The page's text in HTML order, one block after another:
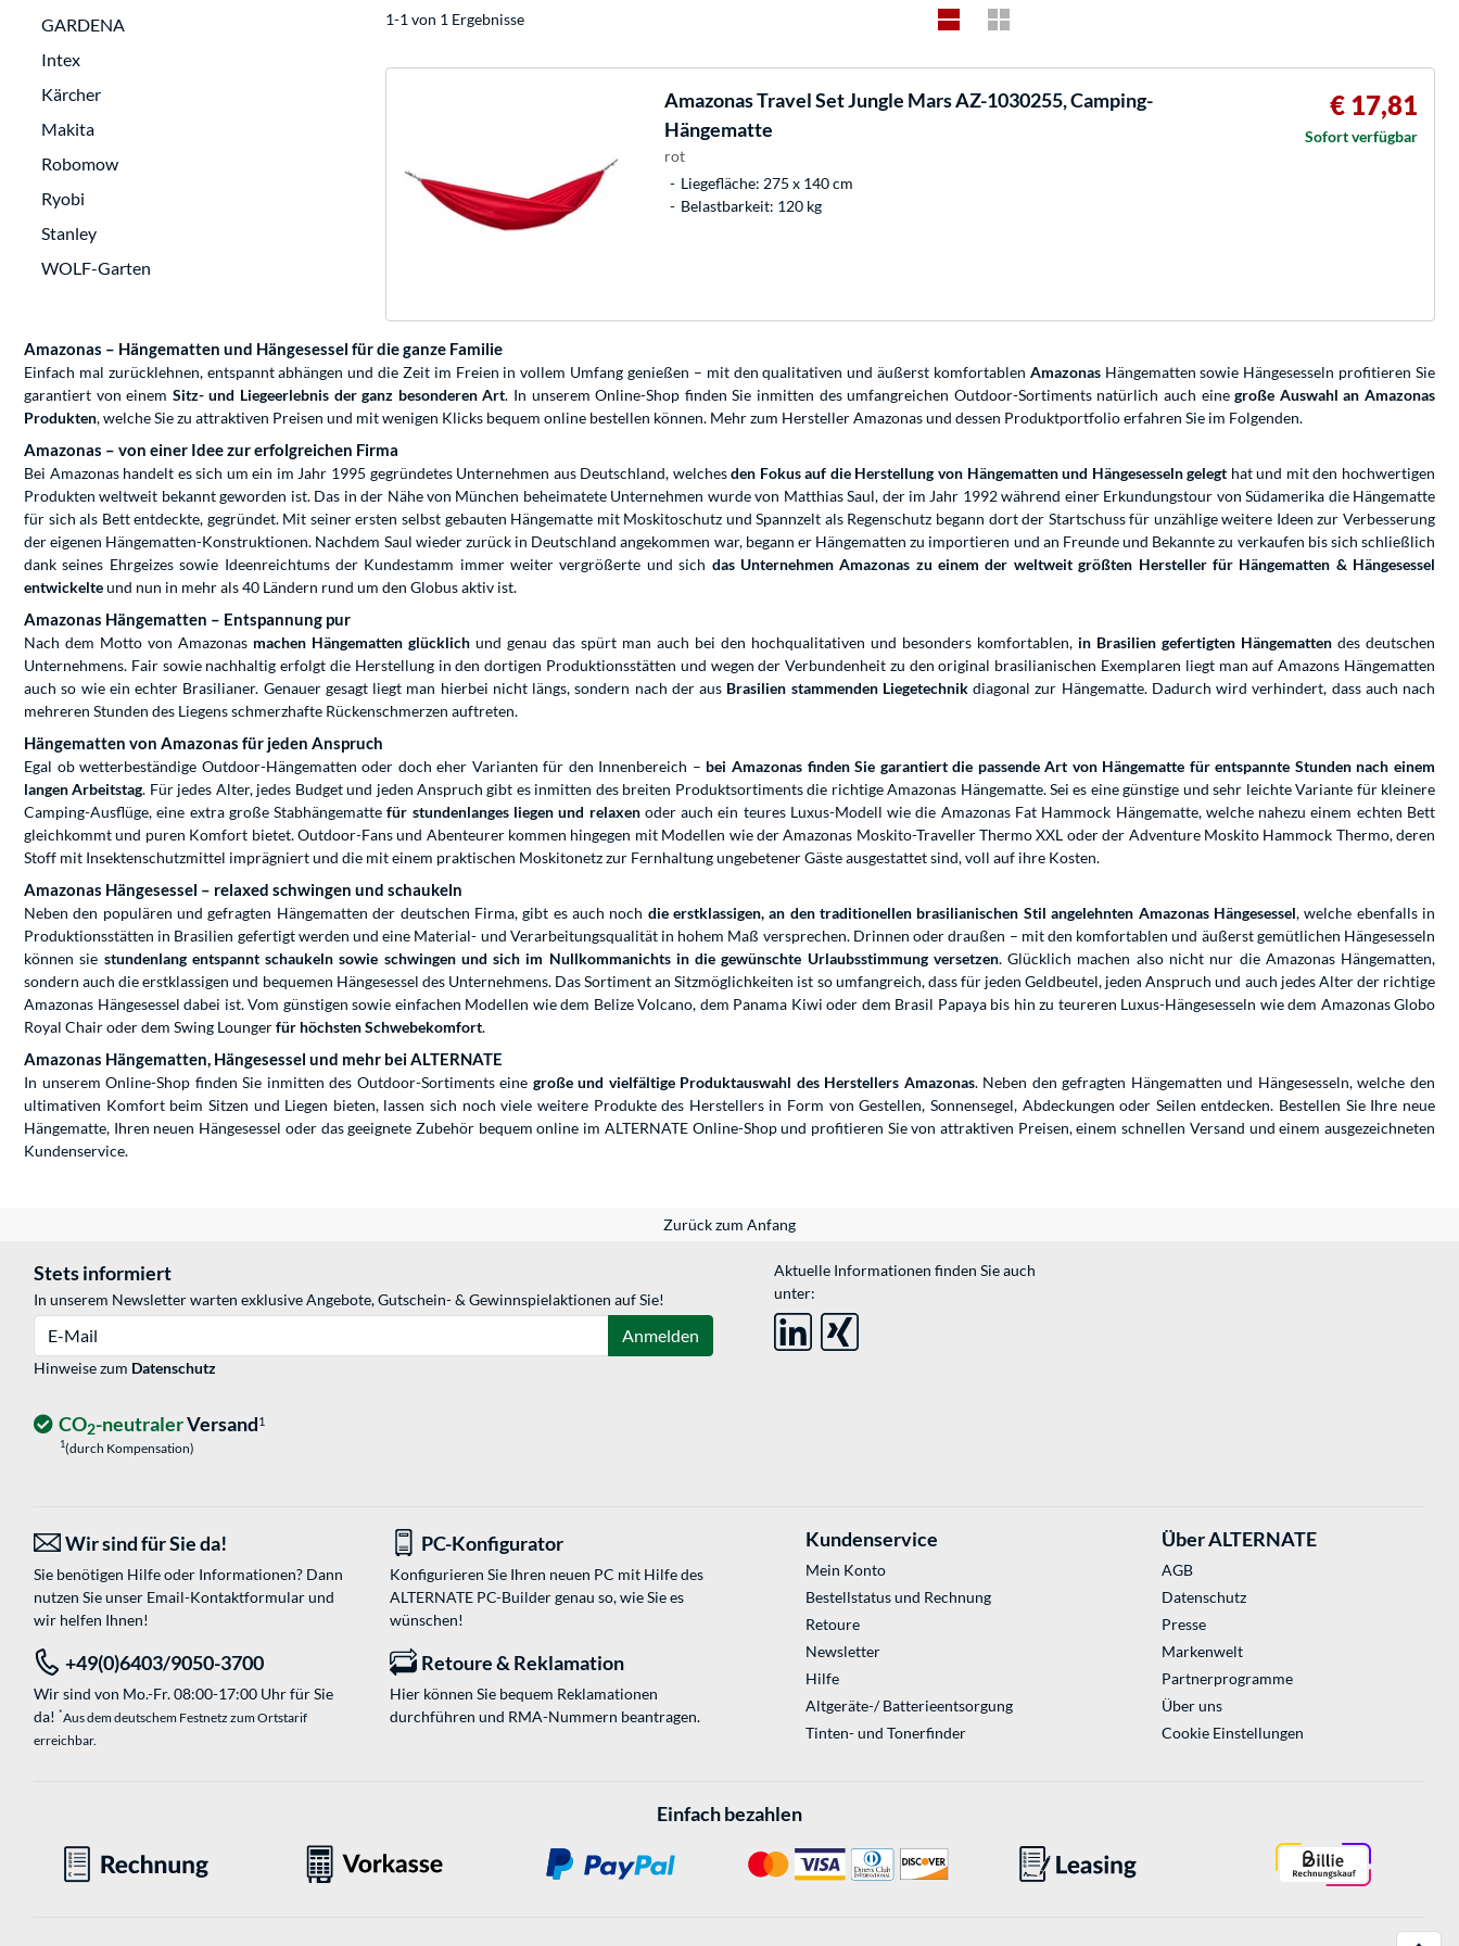
GARDENA
Intex
Kärcher
Makita
Robomow
Ryobi
Stanley
WOLF-Garten
1-1 von 1 Ergebnisse
AmazonasTravel Set Jungle Mars AZ-1030255, Camping-
Hängematte
rot
Liegefläche: 275 x 140 cm
Belastbarkeit: 120 kg
€ 17,81
Sofort verfügbar
Amazonas – Hängematten und Hängesessel für die ganze Familie
Einfach mal zurücklehnen, entspannt abhängen und die Zeit im Freien in vollem Umfang genießen – mit den qualitativen und äußerst komfortablen AmazonasHängematten sowie Hängesesseln profitieren Sie
garantiert von einem Sitz- und Liegeerlebnis der ganz besonderen Art. In unserem Online-Shop finden Sie inmitten des umfangreichen Outdoor-Sortiments natürlich auch einegroße Auswahl an Amazonas
Produkten, welche Sie zu attraktiven Preisen und mit wenigen Klicks bequem online bestellen können. Mehr zum Hersteller Amazonas und dessen Produktportfolio erfahren Sie im Folgenden.
Amazonas – von einer Idee zur erfolgreichen Firma
Bei Amazonas handelt es sich um ein im Jahr 1995 gegründetes Unternehmen aus Deutschland, welchesden Fokus auf die Herstellung von Hängematten und Hängesesseln gelegt hat und mit den hochwertigen
Produkten weltweit bekannt geworden ist. Das in der Nähe von München beheimatete Unternehmen wurde von Matthias Saul, der im Jahr 1992 während einer Erkundungstour von Südamerika die Hängematte
für sich als Bett entdeckte, gegründet. Mit seiner ersten selbst gebauten Hängematte mit Moskitoschutz und Spannzelt als Regenschutz begann dort der Startschuss für unzählige weitere Ideen zur Verbesserung
der eigenen Hängematten-Konstruktionen. Nachdem Saul wieder zurück in Deutschland angekommen war, begann er Hängematten zu importieren und an Freunde und Bekannte zu verkaufen bis sich schließlich
dank seines Ehrgeizes sowie Ideenreichtums der Kundestamm immer weiter vergrößerte und sich das Unternehmen Amazonas zu einem der weltweit größten Hersteller für Hängematten & Hängesessel
entwickelteund nun in mehr als 40 Ländern rund um den Globus aktiv ist.
Amazonas Hängematten – Entspannung pur
Nach dem Motto von Amazonas machen Hängematten glücklich und genau das spürt man auch bei den hochqualitativen und besonders komfortablen, in Brasilien gefertigten Hängematten des deutschen
Unternehmens. Fair sowie nachhaltig erfolgt die Herstellung in den dortigen Produktionsstätten und wegen der Verbundenheit zu den original brasilianischen Exemplaren liegt man auf Amazons Hängematten
auch so wie ein echter Brasilianer. Genauer gesagt liegt man hierbei nicht längs, sondern nach der aus Brasilien stammenden Liegetechnikdiagonal zur Hängematte. Dadurch wird verhindert, dass auch nach
mehreren Stunden des Liegens schmerzhafte Rückenschmerzen auftreten.
Hängematten von Amazonas für jeden Anspruch
Egal ob wetterbeständige Outdoor-Hängematten oder doch eher Varianten für den Innenbereich – bei Amazonas finden Sie garantiert die passende Art von Hängematte für entspannte Stunden nach einem
langen Arbeitstag. Für jedes Alter, jedes Budget und jeden Anspruch gibt es inmitten des breiten Produktsortiments die richtige Amazonas Hängematte. Sei es eine günstige und sehr leichte Variante für kleinere
Camping-Ausflüge, eine extra große Stabhängemattefür stundenlanges liegen und relaxenoder auch ein teures Luxus-Modell wie die Amazonas Fat Hammock Hängematte, welche nahezu einem echten Bett
gleichkommt und puren Komfort bietet. Outdoor-Fans und Abenteurer kommen hingegen mit Modellen wie der Amazonas Moskito-Traveller Thermo XXL oder der Adventure Moskito Hammock Thermo, deren
Stoff mit Insektenschutzmittel imprägniert und die mit einem praktischen Moskitonetz zur Fernhaltung ungebetener Gäste ausgestattet sind, voll auf ihre Kosten.
Amazonas Hängesessel – relaxed schwingen und schaukeln
Neben den populären und gefragten Hängematten der deutschen Firma, gibt es auch noch die erstklassigen, an den traditionellen brasilianischen Stil angelehnten Amazonas Hängesessel, welche ebenfalls in
Produktionsstätten in Brasilien gefertigt werden und eine Material- und Verarbeitungsqualität in hohem Maß versprechen. Drinnen oder draußen – mit den komfortablen und äußerst gemütlichen Hängesesseln
können sie stundenlang entspannt schaukeln sowie schwingen und sich im Nullkommanichts in die gewünschte Urlaubsstimmung versetzen. Glücklich machen also nicht nur die Amazonas Hängematten,
sondern auch die erstklassigen und bequemen Hängesessel des Unternehmens. Das Sortiment an Sitzmöglichkeiten ist so umfangreich, dass für jeden Geldbeutel, jeden Anspruch und auch jedes Alter der richtige
Amazonas Hängesessel dabei ist. Vom günstigen sowie einfachen Modellen wie dem Belize Volcano, dem Panama Kiwi oder dem Brasil Papaya bis hin zu teureren Luxus-Hängesesseln wie dem Amazonas Globo
Royal Chair oder dem Swing Loungerfür höchsten Schwebekomfort.
Amazonas Hängematten, Hängesessel und mehr bei ALTERNATE
In unserem Online-Shop finden Sie inmitten des Outdoor-Sortiments eine große und vielfältige Produktauswahl des Herstellers Amazonas. Neben den gefragten Hängematten und Hängesesseln, welche den
ultimativen Komfort beim Sitzen und Liegen bieten, lassen sich noch viele weitere Produkte des Herstellers in Form von Gestellen, Sonnensegel, Abdeckungen oder Seilen entdecken. Bestellen Sie Ihre neue
Hängematte, Ihren neuen Hängesessel oder das geeignete Zubehör bequem online im ALTERNATE Online-Shop und profitieren Sie von attraktiven Preisen, einem schnellen Versand und einem ausgezeichneten
Kundenservice.
Zurück zum Anfang
Stets informiert
In unserem Newsletter warten exklusive Angebote, Gutschein- & Gewinnspielaktionen auf Sie!
Anmelden
Hinweise zum Datenschutz
Aktuelle Informationen finden Sie auch
unter:
CO2-neutralerVersand1
1(durch Kompensation)
Wir sind für Sie da!
Sie benötigen Hilfe oder Informationen? Dann
nutzen Sie unser Email-Kontaktformularund
wir helfen Ihnen!
PC-Konfigurator
Konfigurieren Sie Ihren neuen PC mit Hilfe des
ALTERNATE PC-Builder genau so, wie Sie es
wünschen!
+49(0)6403/9050-3700
Wir sind von Mo.-Fr. 08:00-17:00 Uhr für Sie
da! *Aus dem deutschem Festnetz zum Ortstarif
erreichbar.
Retoure & Reklamation
Hier können Sie bequem Reklamationen
durchführen und RMA-Nummern beantragen.
Kundenservice
Mein Konto
Bestellstatus und Rechnung
Retoure
Newsletter
Hilfe
Altgeräte-/ Batterieentsorgung
Tinten- und Tonerfinder
Über ALTERNATE
AGB
Datenschutz
Presse
Markenwelt
Partnerprogramme
Über uns
Cookie Einstellungen
Einfach bezahlen